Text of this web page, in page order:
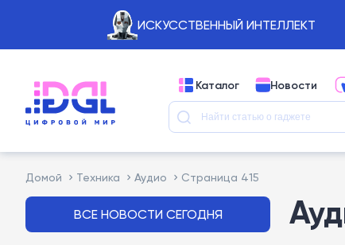
ИСКУССТВЕННЫЙ ИНТЕЛЛЕКТ
Каталог Новости
Домой Техника Аудио Страница 415
ВСЕ НОВОСТИ СЕГОДНЯ